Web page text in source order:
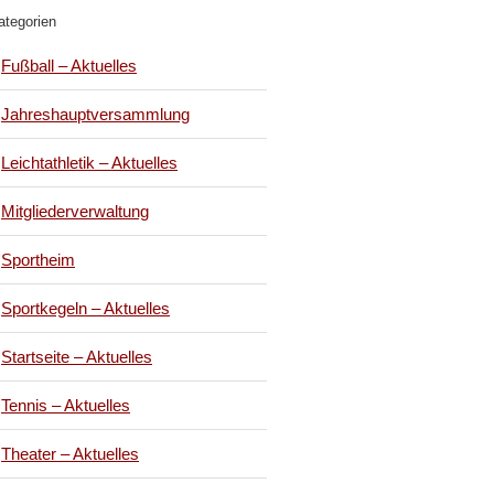
Fußball – Aktuelles
Jahreshauptversammlung
Leichtathletik – Aktuelles
Mitgliederverwaltung
Sportheim
Sportkegeln – Aktuelles
Startseite – Aktuelles
Tennis – Aktuelles
Theater – Aktuelles